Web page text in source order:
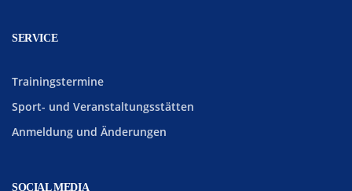
SERVICE
Trainingstermine
Sport- und Veranstaltungsstätten
Anmeldung und Änderungen
SOCIAL MEDIA